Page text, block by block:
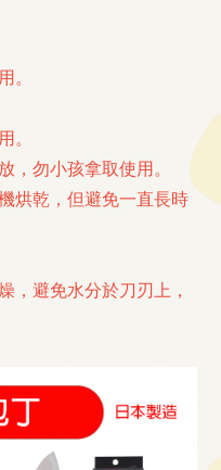
。
。
，勿小孩拿取使用。
烘乾，但避免一直長時
，避免水分於刀刃上，